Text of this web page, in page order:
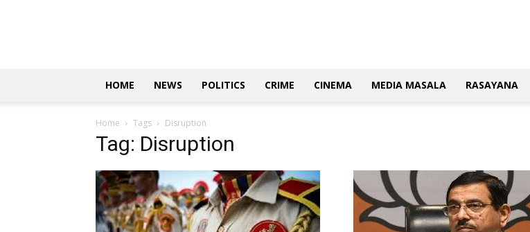
ಕನ್ನಡ
HOME NEWS POLITICS CRIME CINEMA MEDIA MASALA RASAYANA
Home Tags Disruption
Tag: Disruption